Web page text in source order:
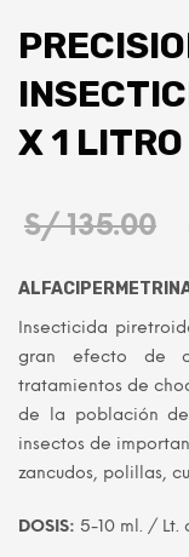
X 1 LITRO
S/135.00
Insecticida
gran efecto de
tratamientos de
de la población
insectos de
zancudos, polillas,
DOSIS: 5-10 ml. / Lt.